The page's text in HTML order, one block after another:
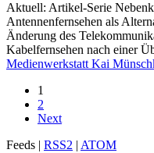
Aktuell: Artikel-Serie
Antennenfernsehen als
Änderung des
Kabelfernsehen nach einer
Medienwerkstatt Kai
1
2
Next
Feeds | RSS2 | ATOM